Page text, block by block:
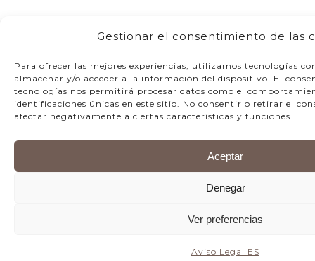
Gestionar el consentimiento de las
Para ofrecer las mejores experiencias, utilizamos tecnologías
almacenar y/o acceder a la información del dispositivo. El
tecnologías nos permitirá procesar datos como el
identificaciones únicas en este sitio. No consentir o retirar el
afectar negativamente a ciertas características y funciones.
Aceptar
Denegar
Ver preferencias
Aviso Legal ES